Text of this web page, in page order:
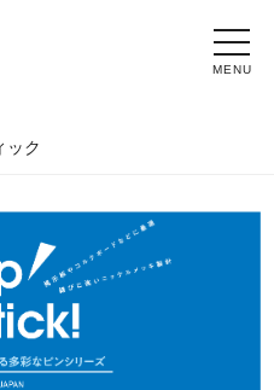
toggle
ック